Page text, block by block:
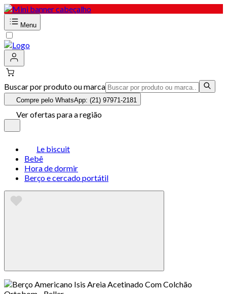
Menu
Buscar por produto ou marca
Compre pelo WhatsApp: (21) 97971-2181
Ver ofertas para a região
Le biscuit
Bebê
Hora de dormir
Berço e cercado portátil